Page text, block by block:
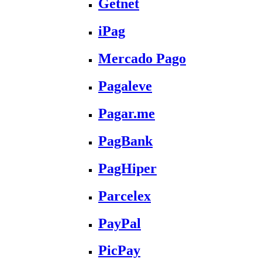
Getnet
iPag
Mercado Pago
Pagaleve
Pagar.me
PagBank
PagHiper
Parcelex
PayPal
PicPay